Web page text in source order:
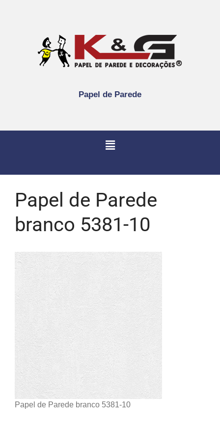
Papel de Parede
Papel de Parede
branco 5381-10
Papel de Parede branco 5381-10